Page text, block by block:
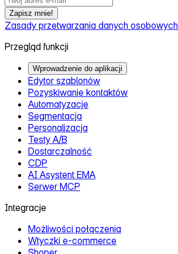
Zapisz mnie!
Zasady przetwarzania danych osobowych
Przegląd funkcji
Wprowadzenie do aplikacji
Edytor szablonów
Pozyskiwanie kontaktów
Automatyzacje
Segmentacja
Personalizacja
Testy A/B
Dostarczalność
CDP
AI Asystent EMA
Serwer MCP
Integracje
Możliwości połączenia
Wtyczki e‑commerce